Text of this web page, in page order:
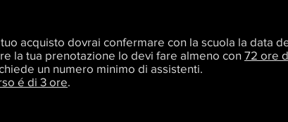
acquisto dovrai confermare con la scuola la data
la tua prenotazione lo devi fare almeno con 72 ore
un numero minimo di assistenti.
é di 3 ore.